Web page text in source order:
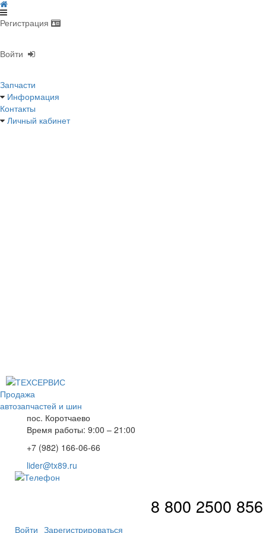
Регистрация
Войти
Запчасти
Информация
Контакты
Личный кабинет
Продажа
автозапчастей и шин
пос. Коротчаево
Время работы: 9:00 – 21:00
+7 (982) 166-06-66
lider@tx89.ru
8 800 2500 856
Войти Зарегистрироваться